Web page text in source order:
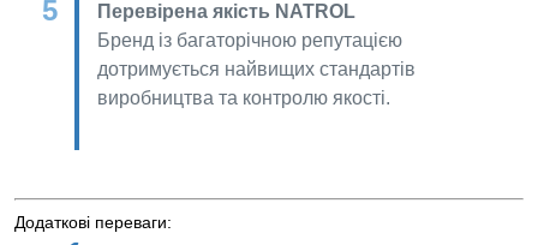
Перевірена якість NATROL
Бренд із багаторічною репутацією
дотримується найвищих стандартів
виробництва та контролю якості.
Додаткові переваги: